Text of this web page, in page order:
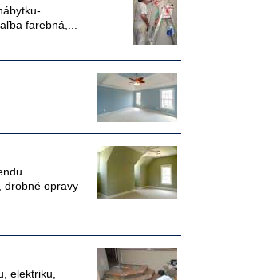
farebná,...
.
drobné opravy
elektriku,